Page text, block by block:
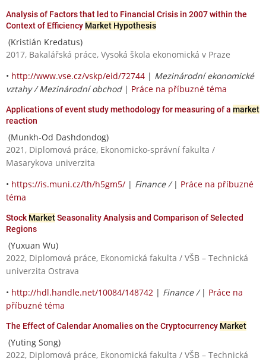
Analysis of Factors that led to Financial Crisis in 2007 within the
Context of Efficiency Market Hypothesis
(Kristián Kredatus)
2017, Bakalářská práce, Vysoká škola ekonomická v Praze
• http://www.vse.cz/vskp/eid/72744 | Mezinárodní ekonomické
vztahy / Mezinárodní obchod| Práce na příbuzné téma
Applications of event study methodology for measuring of a market
reaction
(Munkh-Od Dashdondog)
2021, Diplomová práce, Ekonomicko-správní fakulta /
Masarykova univerzita
• https://is.muni.cz/th/h5gm5/ | Finance / | Práce na příbuzné
téma
Stock MarketSeasonality Analysis and Comparison of Selected
Regions
(Yuxuan Wu)
2022, Diplomová práce, Ekonomická fakulta / VŠB – Technická
univerzita Ostrava
• http://hdl.handle.net/10084/148742 | Finance / | Práce na
příbuzné téma
The Effect of Calendar Anomalies on the Cryptocurrency Market
(Yuting Song)
2022, Diplomová práce, Ekonomická fakulta / VŠB – Technická